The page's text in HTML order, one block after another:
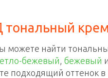
тональный
можете найти
бежевый бежевый
подходящий оттенок в